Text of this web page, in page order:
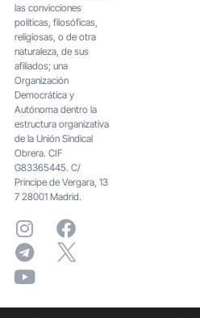
las convicciones
políticas, filosóficas,
religiosas, o de otra
naturaleza, de sus
afiliados; una
Organización
Democrática y
Autónoma dentro la
estructura organizativa
de la Unión Sindical
Obrera. CIF
G83365445. C/
Principe de Vergara, 13
7 28001 Madrid.